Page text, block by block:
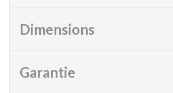
Dimensions
Garantie